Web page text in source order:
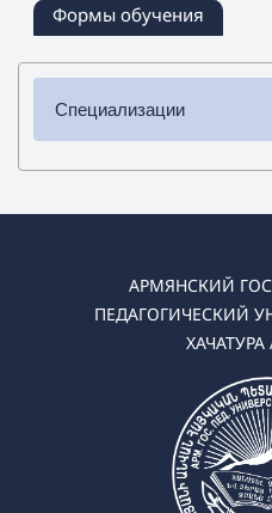
Формы обучения
Специализации
✔ Бакалавриат
✔ Магистратура
➜ История
АРМЯНСКИЙ
ПЕДАГОГИЧЕСКИЙ